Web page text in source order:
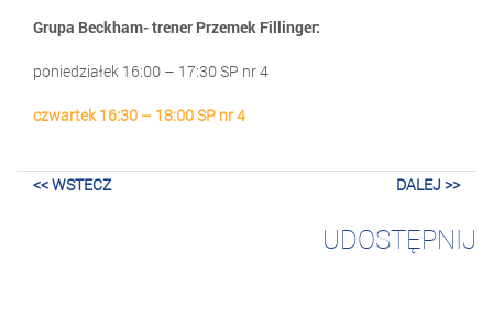
Grupa Beckham- trener Przemek Fillinger:
poniedziałek 16:00 – 17:30 SP nr 4
czwartek 16:30 – 18:00 SP nr 4
<< WSTECZ DALEJ >>
UDOSTĘPNIJ